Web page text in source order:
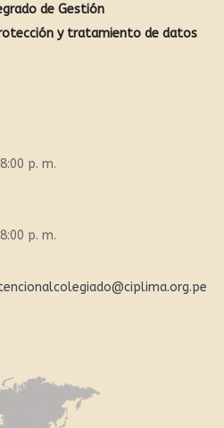
de Gestión
y tratamiento de datos
p. m.
p. m.